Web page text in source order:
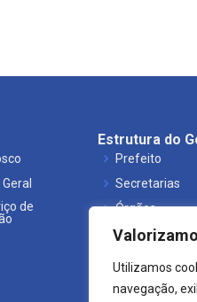
Utilizamos
navegação,
de
Estrutura do
Prefeito
Secretarias
Órgãos